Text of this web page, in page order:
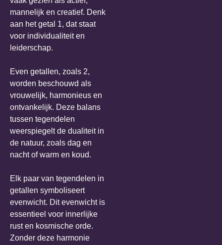
mannelijk en creatief. Denk
aan het getal 1, dat staat
voor individualiteit en
leiderschap.
Even getallen, zoals 2,
worden beschouwd als
vrouwelijk, harmonieus en
ontvankelijk. Deze balans
tussen tegendelen
weerspiegelt de dualiteit in
de natuur, zoals dag en
nacht of warm en koud.
Elk paar van tegendelen in
getallen symboliseert
evenwicht. Dit evenwicht is
essentieel voor innerlijke
rust en kosmische orde.
Zonder deze harmonie